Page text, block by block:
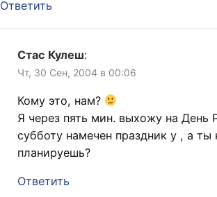
Ответить
Стас Кулеш:
Чт, 30 Сен, 2004 в 00:06
Кому это, нам?
Я через пять мин. выхожу на День
субботу намечен праздник у , а ты
планируешь?
Ответить